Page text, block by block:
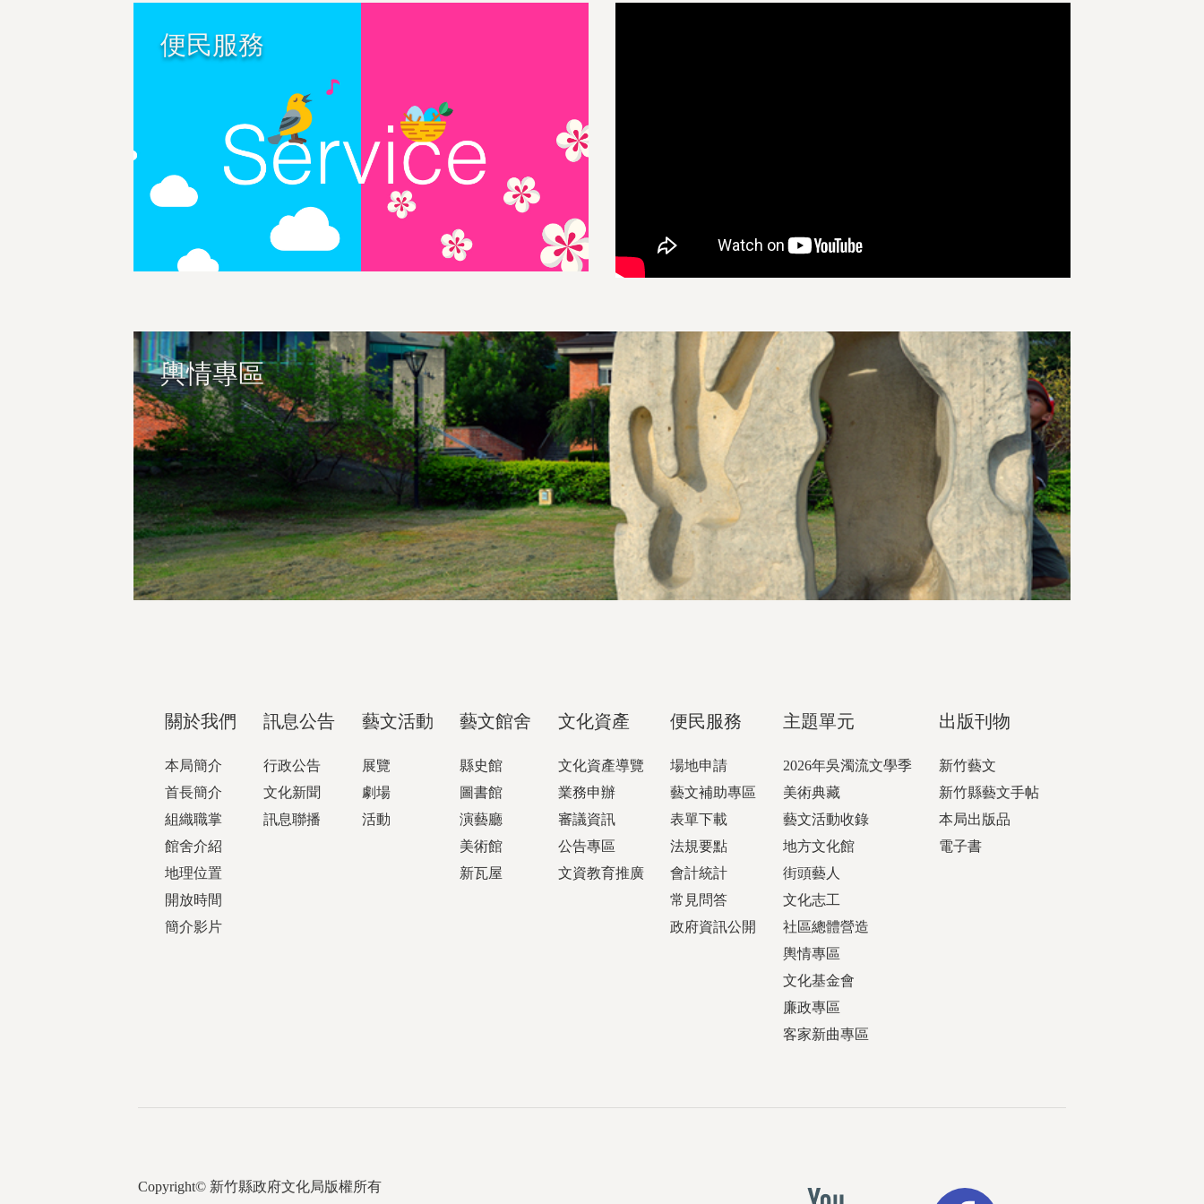
便民服務
輿情專區
關於我們
本局簡介
首長簡介
組織職掌
館舍介紹
地理位置
開放時間
簡介影片
訊息公告
行政公告
文化新聞
訊息聯播
藝文活動
展覽
劇場
活動
藝文館舍
縣史館
圖書館
演藝廳
美術館
新瓦屋
文化資產
文化資產導覽
業務申辦
審議資訊
公告專區
文資教育推廣
便民服務
場地申請
藝文補助專區
表單下載
法規要點
會計統計
常見問答
政府資訊公開
主題單元
2026年吳濁流文學季
美術典藏
藝文活動收錄
地方文化館
街頭藝人
文化志工
社區總體營造
輿情專區
文化基金會
廉政專區
客家新曲專區
出版刊物
新竹藝文
新竹縣藝文手帖
本局出版品
電子書
Copyright© 新竹縣政府文化局版權所有